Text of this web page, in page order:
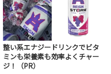
整い系エナジードリンクでビタ
ミンも栄養素も効率よくチャー
ジ！（PR）